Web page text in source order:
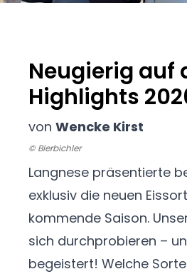
Neugierig auf
Highlights
von Wencke Kirst
© Bierbichler
Langnese präsentierte
exklusiv die neuen
kommende Saison.
sich durchprobieren –
begeistert! Welche